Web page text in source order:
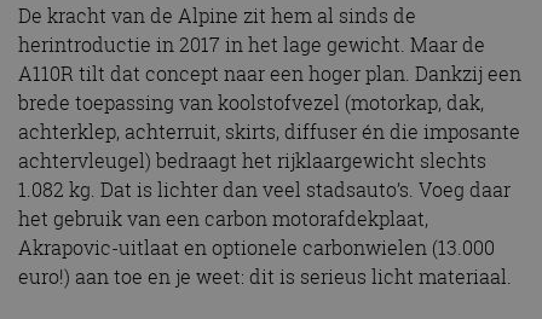
De kracht van de Alpine zit hem al sinds de
herintroductie in 2017 in het lage gewicht. Maar de
A110R tilt dat concept naar een hoger plan. Dankzij een
brede toepassing van koolstofvezel (motorkap, dak,
achterklep, achterruit, skirts, diffuser én die imposante
achtervleugel) bedraagt het rijklaargewicht slechts
1.082 kg. Dat is lichter dan veel stadsauto’s. Voeg daar
het gebruik van een carbon motorafdekplaat,
Akrapovic-uitlaat en optionele carbonwielen (13.000
euro!) aan toe en je weet: dit is serieus licht materiaal.